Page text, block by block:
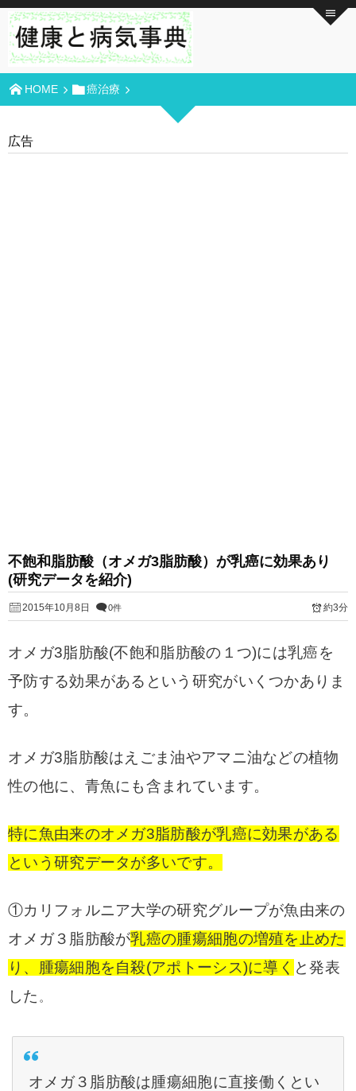
HOME 癌治療
広告
不飽和脂肪酸（オメガ3脂肪酸）が乳癌に効果あり
(研究データを紹介)
2015年10月8日 0件 約3分
オメガ3脂肪酸(不飽和脂肪酸の１つ)には乳癌を
予防する効果があるという研究がいくつかありま
す。
オメガ3脂肪酸はえごま油やアマニ油などの植物
性の他に、青魚にも含まれています。
特に魚由来のオメガ3脂肪酸が乳癌に効果がある
という研究データが多いです。
①カリフォルニア大学の研究グループが魚由来の
オメガ３脂肪酸が乳癌の腫瘍細胞の増殖を止めた
り、腫瘍細胞を自殺(アポトーシス)に導く と発表
した 。
オメガ３脂肪酸は腫瘍細胞に直接働くとい